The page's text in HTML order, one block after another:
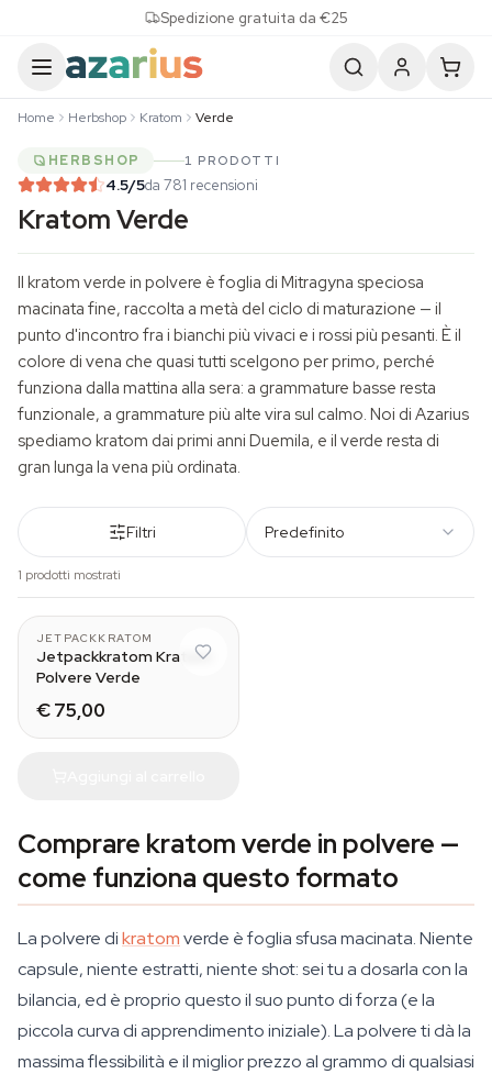
Spedizione gratuita da €25
Home Herbshop Kratom Verde
HERBSHOP 1 PRODOTTI
4.5/5da 781 recensioni
Kratom Verde
Il kratom verde in polvere è foglia di Mitragyna speciosa
macinata fine, raccolta a metà del ciclo di maturazione — il
punto d'incontro fra i bianchi più vivaci e i rossi più pesanti. È il
colore di vena che quasi tutti scelgono per primo, perché
funziona dalla mattina alla sera: a grammature basse resta
funzionale, a grammature più alte vira sul calmo. Noi di Azarius
spediamo kratom dai primi anni Duemila, e il verde resta di
gran lunga la vena più ordinata.
Filtri Predefinito
1 prodotti mostrati
JETPACKKRATOM
Jetpackkratom Kratom
Polvere Verde
€ 75,00
Comprare kratom verde in polvere —
come funziona questo formato
La polvere dikratomverde è foglia sfusa macinata. Niente
capsule, niente estratti, niente shot: sei tu a dosarla con la
bilancia, ed è proprio questo il suo punto di forza (e la
piccola curva di apprendimento iniziale). La polvere ti dà la
massima flessibilità e il miglior prezzo al grammo di qualsiasi